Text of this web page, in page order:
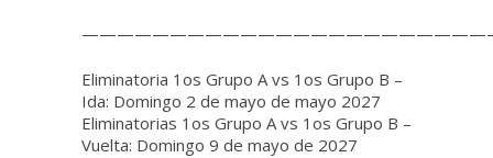
Eliminatoria 1os Grupo A vs 1os Grupo B –
Ida: Domingo 2 de mayo de mayo 2027
Eliminatorias 1os Grupo A vs 1os Grupo B –
Vuelta: Domingo 9 de mayo de 2027